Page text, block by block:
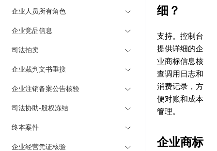
企业人员所有角色
企业竞品信息
司法拍卖
企业裁判文书垂搜
企业注销备案公告核验
司法协助-股权冻结
终本案件
企业经营凭证核验
细？
支持。控制台
提供详细的企
业商标信息核
查调用日志和
消费记录，方
便对账和成本
管理。
企业商标